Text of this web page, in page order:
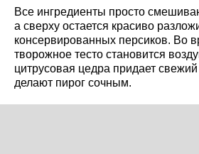
Все ингредиенты просто
а сверху остается красиво
консервированных персиков. Во
творожное тесто становится
цитрусовая цедра придает
делают пирог сочным.